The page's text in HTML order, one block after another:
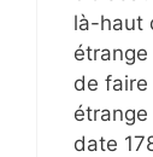
là-haut
de faire
date